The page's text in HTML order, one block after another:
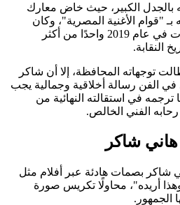
بالجدل الكبير، حيث خاض معارك
الأغنية المصرية"، وكان
قراره بمنع مطربي المهرجانات في عام 2019 واحدًا من أكثر
النقابة.
توجهاته المحافظة، إلا أن شاكر
الفن رسالة أخلاقية وجمالية يجب
في استقالته النهائية من
هاني شاكر
شاكر بصمات هادئة عبر أفلام مثل
أريده"، محاولًا تكريس صورة
الجمهور.